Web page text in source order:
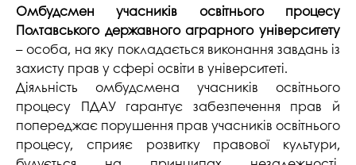
Омбудсмен учасників освітнього процесу
Полтавського державного аграрного університету
– особа, на яку покладається виконання завдань із
захисту прав у сфері освіти в університеті.
Діяльність омбудсмена учасників освітнього
процесу ПДАУ гарантує забезпечення прав й
попереджає порушення прав учасників освітнього
процесу, сприяє розвитку правової культури,